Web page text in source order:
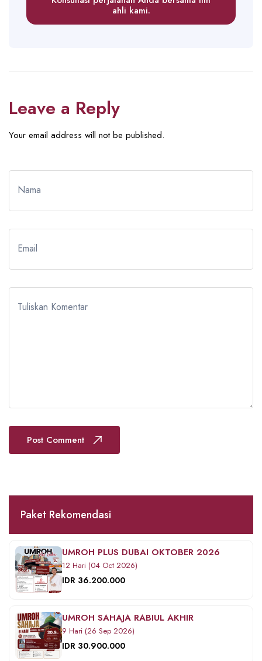
ahli kami.
Leave a Reply
Your email address will not be published.
Nama
Email
Tuliskan Komentar
Post Comment
Paket Rekomendasi
UMROH PLUS DUBAI OKTOBER 2026
12 Hari (04 Oct 2026)
IDR 36.200.000
UMROH SAHAJA RABIUL AKHIR
9 Hari (26 Sep 2026)
IDR 30.900.000